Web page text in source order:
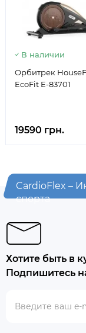
В наличии
Орбитрек
EcoFit E-83701
19590 грн.
CardioFlex –
спорта
Хотите быть в
Подпишитесь